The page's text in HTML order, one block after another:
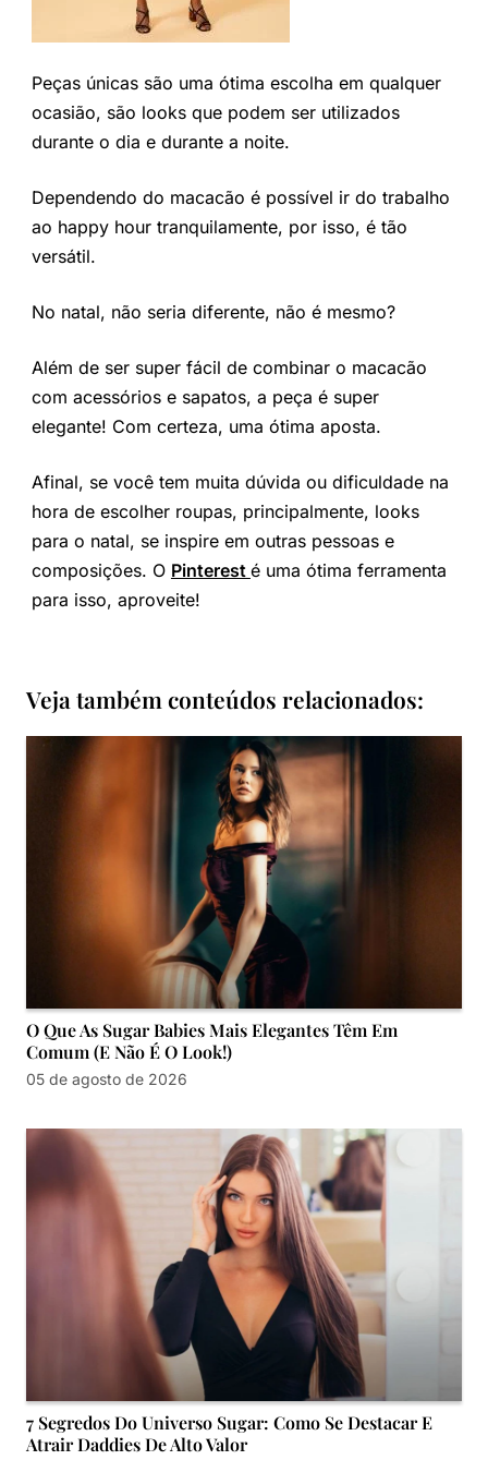
Peças únicas são uma ótima escolha em qualquer
ocasião, são looks que podem ser utilizados
durante o dia e durante a noite.
Dependendo do macacão é possível ir do trabalho
ao happy hour tranquilamente, por isso, é tão
versátil.
No natal, não seria diferente, não é mesmo?
Além de ser super fácil de combinar o macacão
com acessórios e sapatos, a peça é super
elegante! Com certeza, uma ótima aposta.
Afinal, se você tem muita dúvida ou dificuldade na
hora de escolher roupas, principalmente, looks
para o natal, se inspire em outras pessoas e
composições. O Pinterest é uma ótima ferramenta
para isso, aproveite!
Veja também conteúdos relacionados:
O Que As Sugar Babies Mais Elegantes Têm Em
Comum (e Não É O Look!)
05 de agosto de 2026
7 Segredos Do Universo Sugar: Como Se Destacar E
Atrair Daddies De Alto Valor